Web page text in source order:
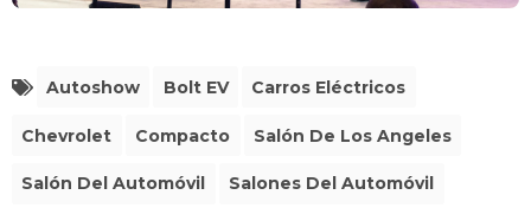
Autoshow Bolt EV Carros Eléctricos
Chevrolet Compacto Salón De Los Angeles
Salón Del Automóvil Salones Del Automóvil